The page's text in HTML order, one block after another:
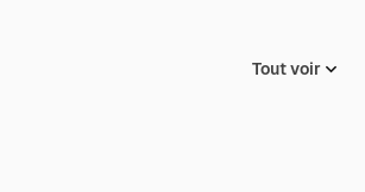
Tout voir